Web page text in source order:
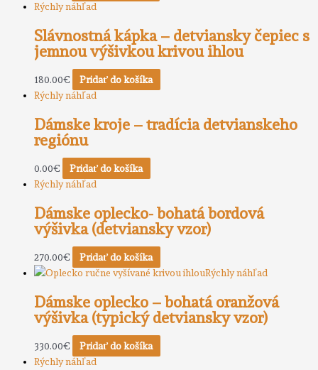
Rýchly náhľad
Slávnostná kápka – detviansky čepiec s
jemnou výšivkou krivou ihlou
180.00€
Pridať do košíka
Rýchly náhľad
Dámske kroje – tradícia detvianskeho
regiónu
0.00€
Pridať do košíka
Rýchly náhľad
Dámske oplecko- bohatá bordová
výšivka (detviansky vzor)
270.00€
Pridať do košíka
Rýchly náhľad
Dámske oplecko – bohatá oranžová
výšivka (typický detviansky vzor)
330.00€
Pridať do košíka
Rýchly náhľad